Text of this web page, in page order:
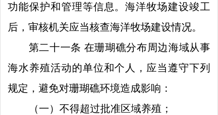
功能保护和管理等信息。海洋牧场建设竣工
后，审核机关应当核查海洋牧场建设情况。
第二十一条 在珊瑚礁分布周边海域从事
海水养殖活动的单位和个人，应当遵守下列
规定，避免对珊瑚礁环境造成影响：
（一） 不得超过批准区域养殖；